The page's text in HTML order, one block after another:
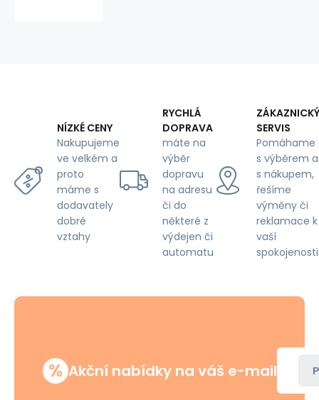
NÍZKÉ CENY
Nakupujeme
ve velkém a
proto
máme s
dodavately
dobré
vztahy
RYCHLÁ
DOPRAVA
máte na
výběr
dopravu
na adresu
či do
některé z
výdejen či
automatu
ZÁKAZNICKÝ
SERVIS
Pomáhame
s výběrem a
s nákupem,
řešíme
výměny či
reklamace k
vaší
spokojenosti
% Akční nabídky na váš e-mail